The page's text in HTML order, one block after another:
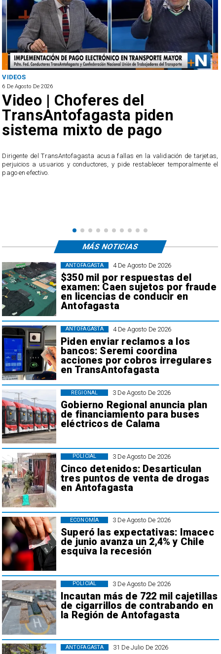
VIDEOS
6 De Agosto De 2026
Video | Choferes del
TransAntofagasta piden
sistema mixto de pago
​Dirigente del TransAntofagasta acusa fallas en la validación de tarjetas,
perjuicios a usuarios y conductores, y pide restablecer temporalmente el
pago en efectivo.
4 De Agosto De 2026
$350 mil por respuestas del
examen: Caen sujetos por fraude
en licencias de conducir en
Antofagasta
ANTOFAGASTA
4 De Agosto De 2026
Piden enviar reclamos a los
bancos: Seremi coordina
acciones por cobros irregulares
en TransAntofagasta
ANTOFAGASTA
3 De Agosto De 2026
Gobierno Regional anuncia plan
de financiamiento para buses
eléctricos de Calama
REGIONAL
3 De Agosto De 2026
Cinco detenidos: Desarticulan
tres puntos de venta de drogas
en Antofagasta
POLICIAL
3 De Agosto De 2026
Superó las expectativas: Imacec
de junio avanza un 2,4% y Chile
esquiva la recesión
ECONOMÍA
3 De Agosto De 2026
Incautan más de 722 mil cajetillas
de cigarrillos de contrabando en
la Región de Antofagasta
POLICIAL
31 De Julio De 2026
ANTOFAGASTA
MÁS NOTICIAS